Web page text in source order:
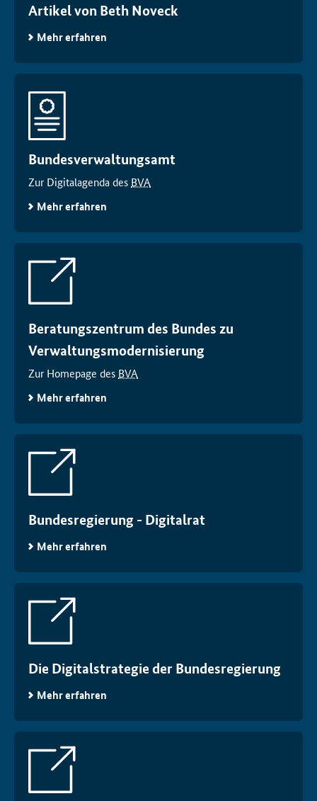
Artikel von Beth Noveck
Mehr erfahren
Bundesverwaltungsamt
Zur Digitalagenda des BVA
Mehr erfahren
Beratungszentrum des Bundes zu
Verwaltungsmodernisierung
Zur Homepage des BVA
Mehr erfahren
Bundesregierung - Digitalrat
Mehr erfahren
Die Digitalstrategie der Bundesregierung
Mehr erfahren